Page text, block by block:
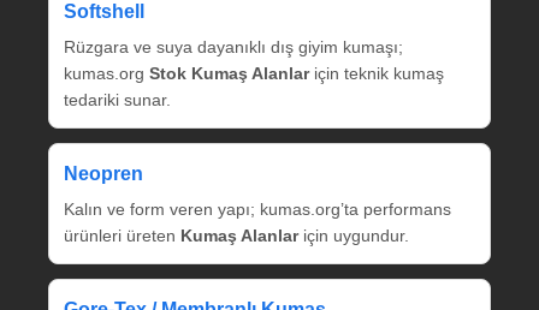
Softshell
Rüzgara ve suya dayanıklı dış giyim kumaşı;
kumas.org Stok Kumaş Alanlariçin teknik kumaş
tedariki sunar.
Neopren
Kalın ve form veren yapı; kumas.org’ta performans
ürünleri üreten Kumaş Alanlariçin uygundur.